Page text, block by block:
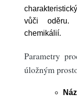
vůči oděru.
chemikálií.
Parametry
úložným